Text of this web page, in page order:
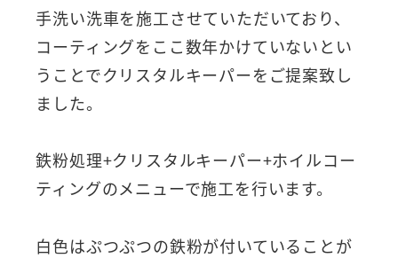
手洗い洗車を施工させていただいており、
コーティングをここ数年かけていないとい
うことでクリスタルキーパーをご提案致し
ました。
鉄粉処理+クリスタルキーパー+ホイルコー
ティングのメニューで施工を行います。
白色はぷつぷつの鉄粉が付いていることが